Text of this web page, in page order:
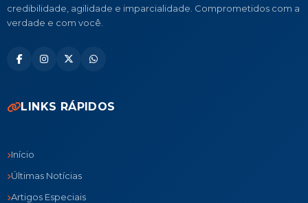
credibilidade, agilidade e imparcialidade. Comprometidos com a
verdade e com você.
LINKS RÁPIDOS
Início
Últimas Notícias
Artigos Especiais